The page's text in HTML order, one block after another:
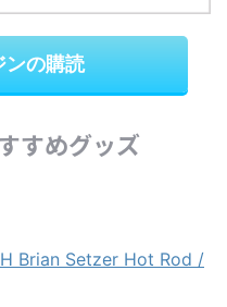
ンの購読
すめグッズ
Brian Setzer Hot Rod /